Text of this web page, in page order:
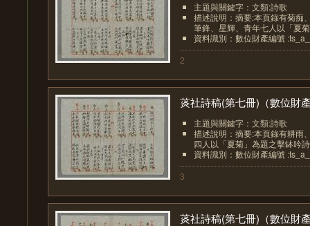
主題與關鍵字：文類:詩歌
描述說明：摘要:本頁錄有菊痴
筆鋒、星輝、青年七人以「夏
資料識別：數位財產編號
2
菼社詩稿(第七冊)（數位財
主題與關鍵字：文類:詩歌
描述說明：摘要:本頁錄有耕雨
四人以「夏菊」為題之擊缽吟
資料識別：數位財產編號
3
菼社詩稿(第七冊)（數位財